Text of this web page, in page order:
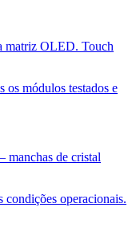
matriz OLED. Touch
os módulos testados e
de cristal
operacionais.